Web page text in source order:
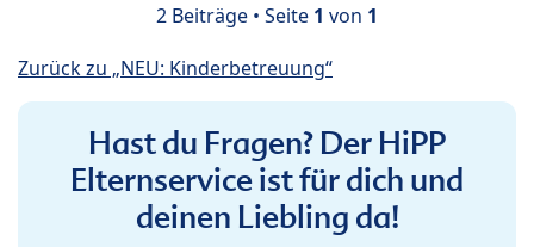
2 Beiträge • Seite 1 von 1
Zurück zu „NEU: Kinderbetreuung“
Hast du Fragen? Der HiPP
Elternservice ist für dich und
deinen Liebling da!